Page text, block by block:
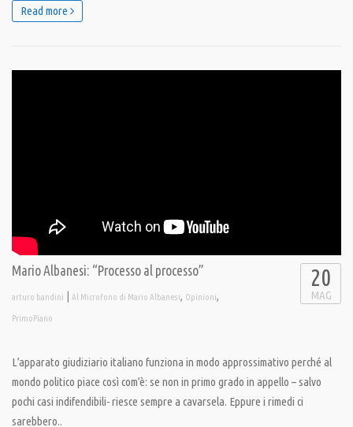
Read more
Mario Albanesi: “Processo al processo”
arturo bandini | Al Microfono di Mario Albanesi, Opinioni,
PrimoPiano
20
MAG
L’apparato giudiziario italiano funziona in modo approssimativo perché al
mondo politico piace così com’è: se non in primo grado in appello – salvo
pochi casi indifendibili- riesce sempre a cavarsela. Eppure i rimedi ci
sarebbero..